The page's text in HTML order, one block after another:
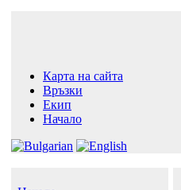
Карта на сайта
Връзки
Екип
Начало